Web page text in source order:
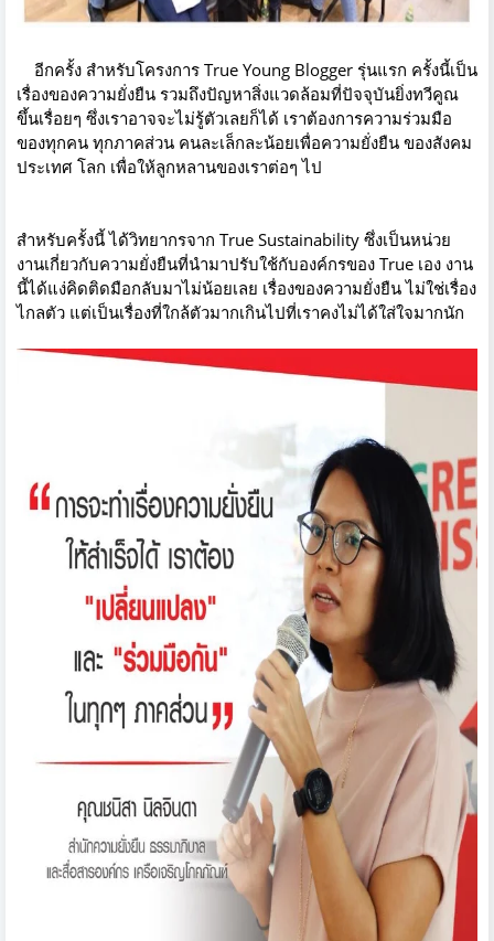
อีกครั้ง สำหรับโครงการ True Young Blogger รุ่นแรก ครั้งนี้เป็น
เรื่องของความยั่งยืน รวมถึงปัญหาสิ่งแวดล้อมที่ปัจจุบันยิ่งทวีคูณ
ขึ้นเรื่อยๆ ซึ่งเราอาจจะไม่รู้ตัวเลยก็ได้ เราต้องการความร่วมมือ
ของทุกคน ทุกภาคส่วน คนละเล็กละน้อยเพื่อความยั่งยืน ของสังคม
ประเทศ โลก เพื่อให้ลูกหลานของเราต่อๆ ไป
สำหรับครั้งนี้ ได้วิทยากรจาก True Sustainability ซึ่งเป็นหน่วย
งานเกี่ยวกับความยั่งยืนที่นำมาปรับใช้กับองค์กรของ True เอง งาน
นี้ได้แง่คิดติดมือกลับมาไม่น้อยเลย เรื่องของความยั่งยืน ไม่ใช่เรื่อง
ไกลตัว แต่เป็นเรื่องที่ใกล้ตัวมากเกินไปที่เราคงไม่ได้ใส่ใจมากนัก